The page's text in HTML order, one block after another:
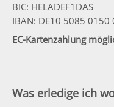
BIC: HELADEF1DAS
IBAN: DE10 5085
EC-Kartenzahlung
Was erledige ich